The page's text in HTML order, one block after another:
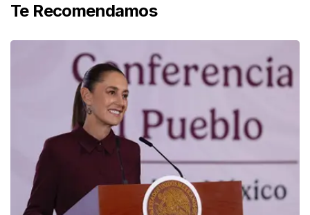
Te Recomendamos